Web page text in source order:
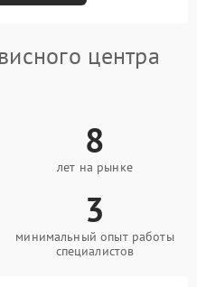
центра
8
лет на рынке
3
минимальный опыт работы
специалистов